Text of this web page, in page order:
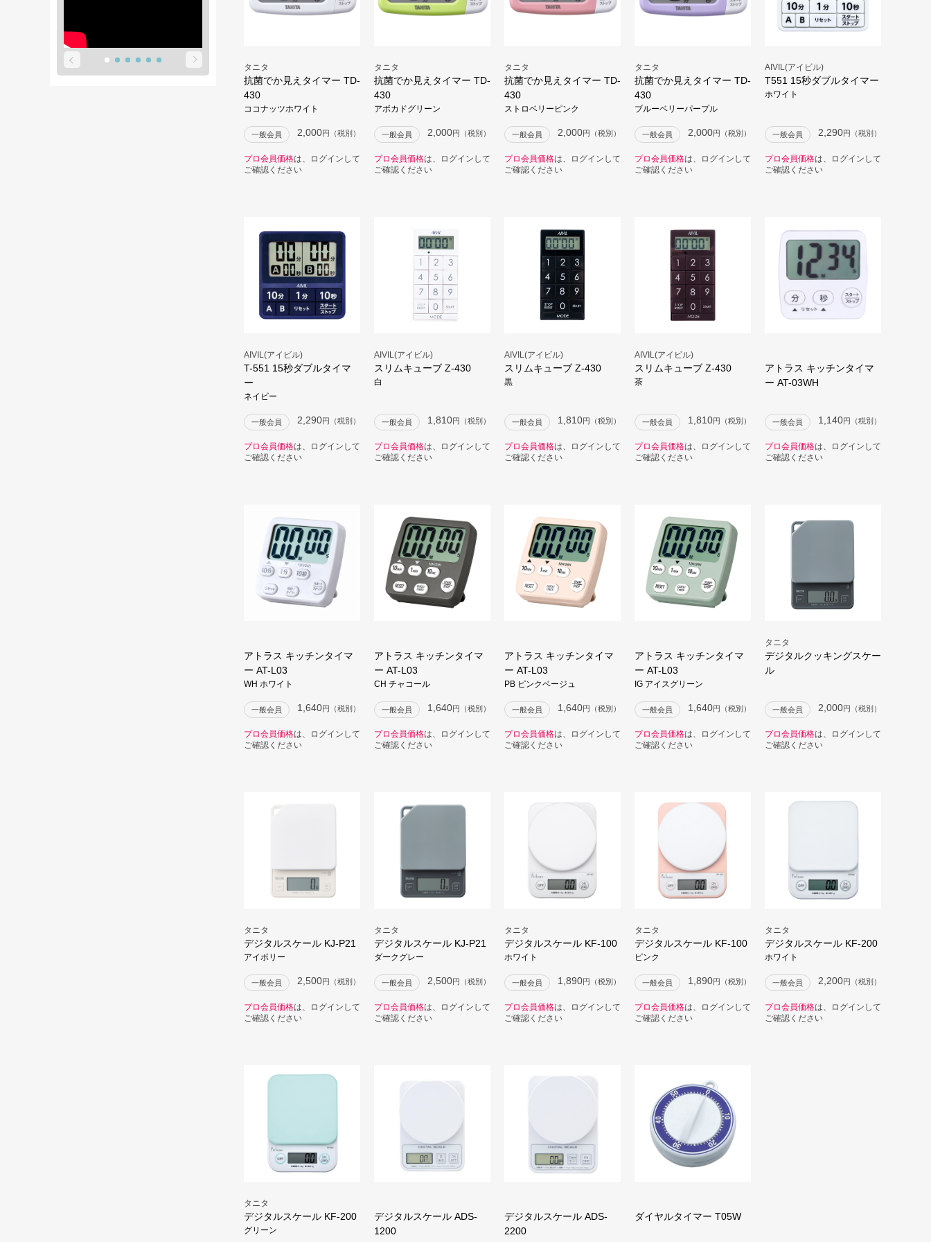
タニタ
抗菌でか見えタイマー TD-
430
ココナッツホワイト
一般会員 2,000円（税別）
プロ会員価格は、ログインして
ご確認ください
タニタ
抗菌でか見えタイマー TD-
430
アボカドグリーン
一般会員 2,000円（税別）
プロ会員価格は、ログインして
ご確認ください
タニタ
抗菌でか見えタイマー TD-
430
ストロベリーピンク
一般会員 2,000円（税別）
プロ会員価格は、ログインして
ご確認ください
タニタ
抗菌でか見えタイマー TD-
430
ブルーベリーパープル
一般会員 2,000円（税別）
プロ会員価格は、ログインして
ご確認ください
AIVIL(アイビル)
T551 15秒ダブルタイマー
ホワイト
一般会員 2,290円（税別）
プロ会員価格は、ログインして
ご確認ください
AIVIL(アイビル)
T-551 15秒ダブルタイマ
ー
ネイビー
一般会員 2,290円（税別）
プロ会員価格は、ログインして
ご確認ください
AIVIL(アイビル)
スリムキューブ Z-430
白
一般会員 1,810円（税別）
プロ会員価格は、ログインして
ご確認ください
AIVIL(アイビル)
スリムキューブ Z-430
黒
一般会員 1,810円（税別）
プロ会員価格は、ログインして
ご確認ください
AIVIL(アイビル)
スリムキューブ Z-430
茶
一般会員 1,810円（税別）
プロ会員価格は、ログインして
ご確認ください
アトラス キッチンタイマ
ー AT-03WH
一般会員 1,140円（税別）
プロ会員価格は、ログインして
ご確認ください
アトラス キッチンタイマ
ー AT-L03
WH ホワイト
一般会員 1,640円（税別）
プロ会員価格は、ログインして
ご確認ください
アトラス キッチンタイマ
ー AT-L03
CH チャコール
一般会員 1,640円（税別）
プロ会員価格は、ログインして
ご確認ください
アトラス キッチンタイマ
ー AT-L03
PB ピンクベージュ
一般会員 1,640円（税別）
プロ会員価格は、ログインして
ご確認ください
アトラス キッチンタイマ
ー AT-L03
IG アイスグリーン
一般会員 1,640円（税別）
プロ会員価格は、ログインして
ご確認ください
タニタ
デジタルクッキングスケー
ル
一般会員 2,000円（税別）
プロ会員価格は、ログインして
ご確認ください
タニタ
デジタルスケール KJ-P21
アイボリー
一般会員 2,500円（税別）
プロ会員価格は、ログインして
ご確認ください
タニタ
デジタルスケール KJ-P21
ダークグレー
一般会員 2,500円（税別）
プロ会員価格は、ログインして
ご確認ください
タニタ
デジタルスケール KF-100
ホワイト
一般会員 1,890円（税別）
プロ会員価格は、ログインして
ご確認ください
タニタ
デジタルスケール KF-100
ピンク
一般会員 1,890円（税別）
プロ会員価格は、ログインして
ご確認ください
タニタ
デジタルスケール KF-200
ホワイト
一般会員 2,200円（税別）
プロ会員価格は、ログインして
ご確認ください
タニタ
デジタルスケール KF-200
グリーン
デジタルスケール ADS-
1200
デジタルスケール ADS-
2200
ダイヤルタイマー T05W